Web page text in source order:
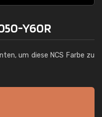
Y60R
um diese NCS Farbe zu